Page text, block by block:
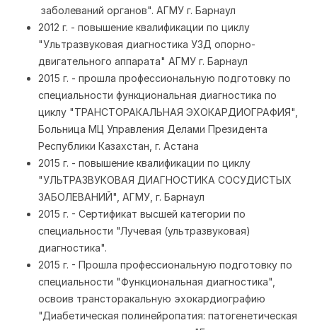
заболеваний органов". АГМУ г. Барнаул
2012 г. - повышение квалификации по циклу
"Ультразвуковая диагностика УЗД опорно-
двигательного аппарата" АГМУ г. Барнаул
2015 г. - прошла профессиональную подготовку по
специальности функциональная диагностика по
циклу "ТРАНСТОРАКАЛЬНАЯ ЭХОКАРДИОГРАФИЯ",
Больница МЦ Управления Делами Президента
Республики Казахстан, г. Астана
2015 г. - повышение квалификации по циклу
"УЛЬТРАЗВУКОВАЯ ДИАГНОСТИКА СОСУДИСТЫХ
ЗАБОЛЕВАНИЙ", АГМУ, г. Барнаул
2015 г. - Сертификат высшей категории по
специальности "Лучевая (ультразвуковая)
диагностика".
2015 г. - Прошла профессиональную подготовку по
специальности "Функциональная диагностика",
освоив трансторакальную эхокардиографию
"Диабетическая полинейропатия: патогенетическая